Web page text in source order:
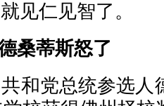
见仁见智了。
桑蒂斯怒了
和党总统参选人